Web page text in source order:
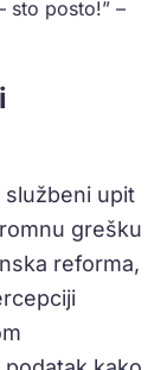
sto posto!” –
službeni upit
grešku
reforma,